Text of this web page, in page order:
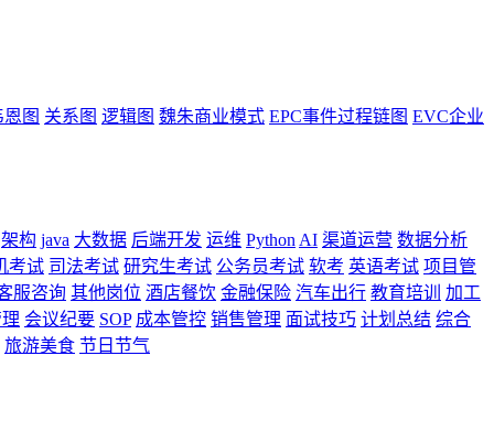
恩图 关系图 逻辑图 魏朱商业模式 EPC事件过程链图 EVC企业
架构 java 大数据 后端开发 运维 Python AI 渠道运营 数据分析
考试 司法考试 研究生考试 公务员考试 软考 英语考试 项目管
服咨询 其他岗位 酒店餐饮 金融保险 汽车出行 教育培训
加工
会议纪要 SOP 成本管控 销售管理 面试技巧 计划总结 综合
旅游美食 节日节气